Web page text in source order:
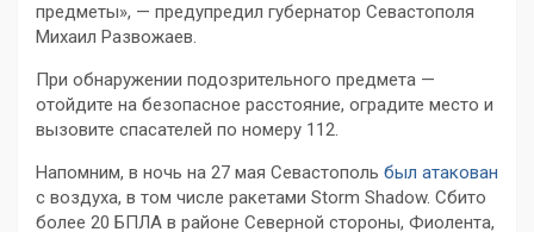
предметы», — предупредил губернатор Севастополя
Михаил Развожаев.
При обнаружении подозрительного предмета —
отойдите на безопасное расстояние, оградите место и
вызовите спасателей по номеру 112.
Напомним, в ночь на 27 мая Севастополь был атакован
с воздуха, в том числе ракетами Storm Shadow. Сбито
более 20 БПЛА в районе Северной стороны, Фиолента,